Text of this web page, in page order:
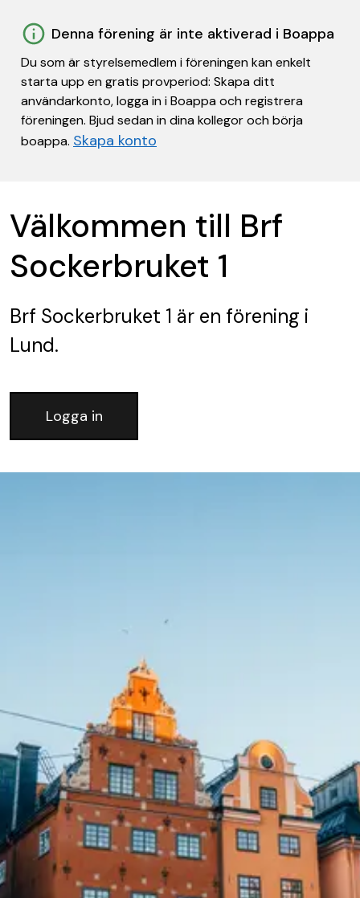
Denna förening är inte aktiverad i Boappa
Du som är styrelsemedlem i föreningen kan enkelt
starta upp en gratis provperiod: Skapa ditt
användarkonto, logga in i Boappa och registrera
föreningen. Bjud sedan in dina kollegor och börja
boappa. Skapa konto
Välkommen till Brf
Sockerbruket 1
Brf Sockerbruket 1 är en förening i
Lund.
Logga in